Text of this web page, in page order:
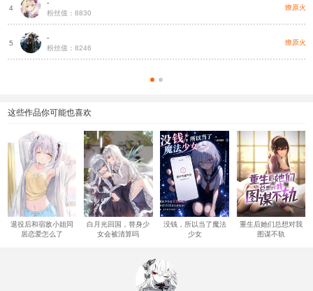
4
-
粉丝值：8830
燎原火
5
-
粉丝值：8246
燎原火
这些作品你可能也喜欢
退役后和宿敌小姐同
居恋爱怎么了
白月光回国，替身少
女会被清算吗
没钱，所以当了魔法
少女
重生后她们总想对我
图谋不轨